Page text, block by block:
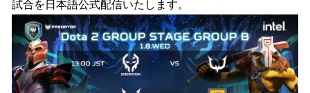
試合を日本語公式配信いたします。